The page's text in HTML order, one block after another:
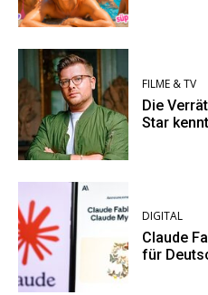
FILME & TV
Die
Star
DIGITAL
Claude
für